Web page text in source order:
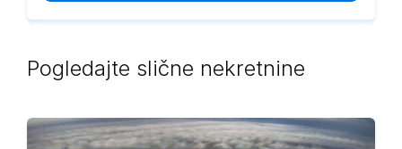
Pogledajte slične nekretnine